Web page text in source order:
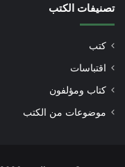
تصنيفات الكتب
كتب
اقتباسات
كتاب ومؤلفون
موضوعات من الكتب